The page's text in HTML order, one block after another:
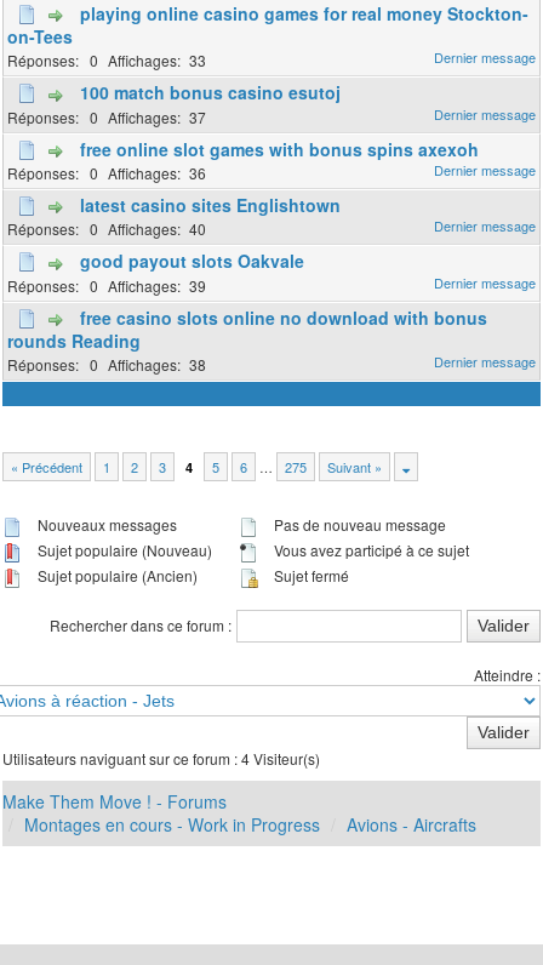
playing online casino games for real money Stockton-
on-Tees
0 33
100 match bonus casino esutoj
0 37
free online slot games with bonus spins axexoh
0 36
latest casino sites Englishtown
0 40
good payout slots Oakvale
0 39
free casino slots online no download with bonus
rounds Reading
0 38
« Précédent 1 2 3 4 5 6 … 275 Suivant »
Nouveaux messages
Sujet populaire (Nouveau)
Sujet populaire (Ancien)
Pas de nouveau message
Vous avez participé à ce sujet
Sujet fermé
Rechercher dans ce forum :
Atteindre :
Utilisateurs naviguant sur ce forum : 4 Visiteur(s)
Make Them Move ! - Forums
Montages en cours - Work in Progress
Avions - Aircrafts